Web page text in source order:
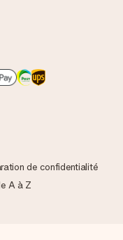
de confidentialité
A à Z